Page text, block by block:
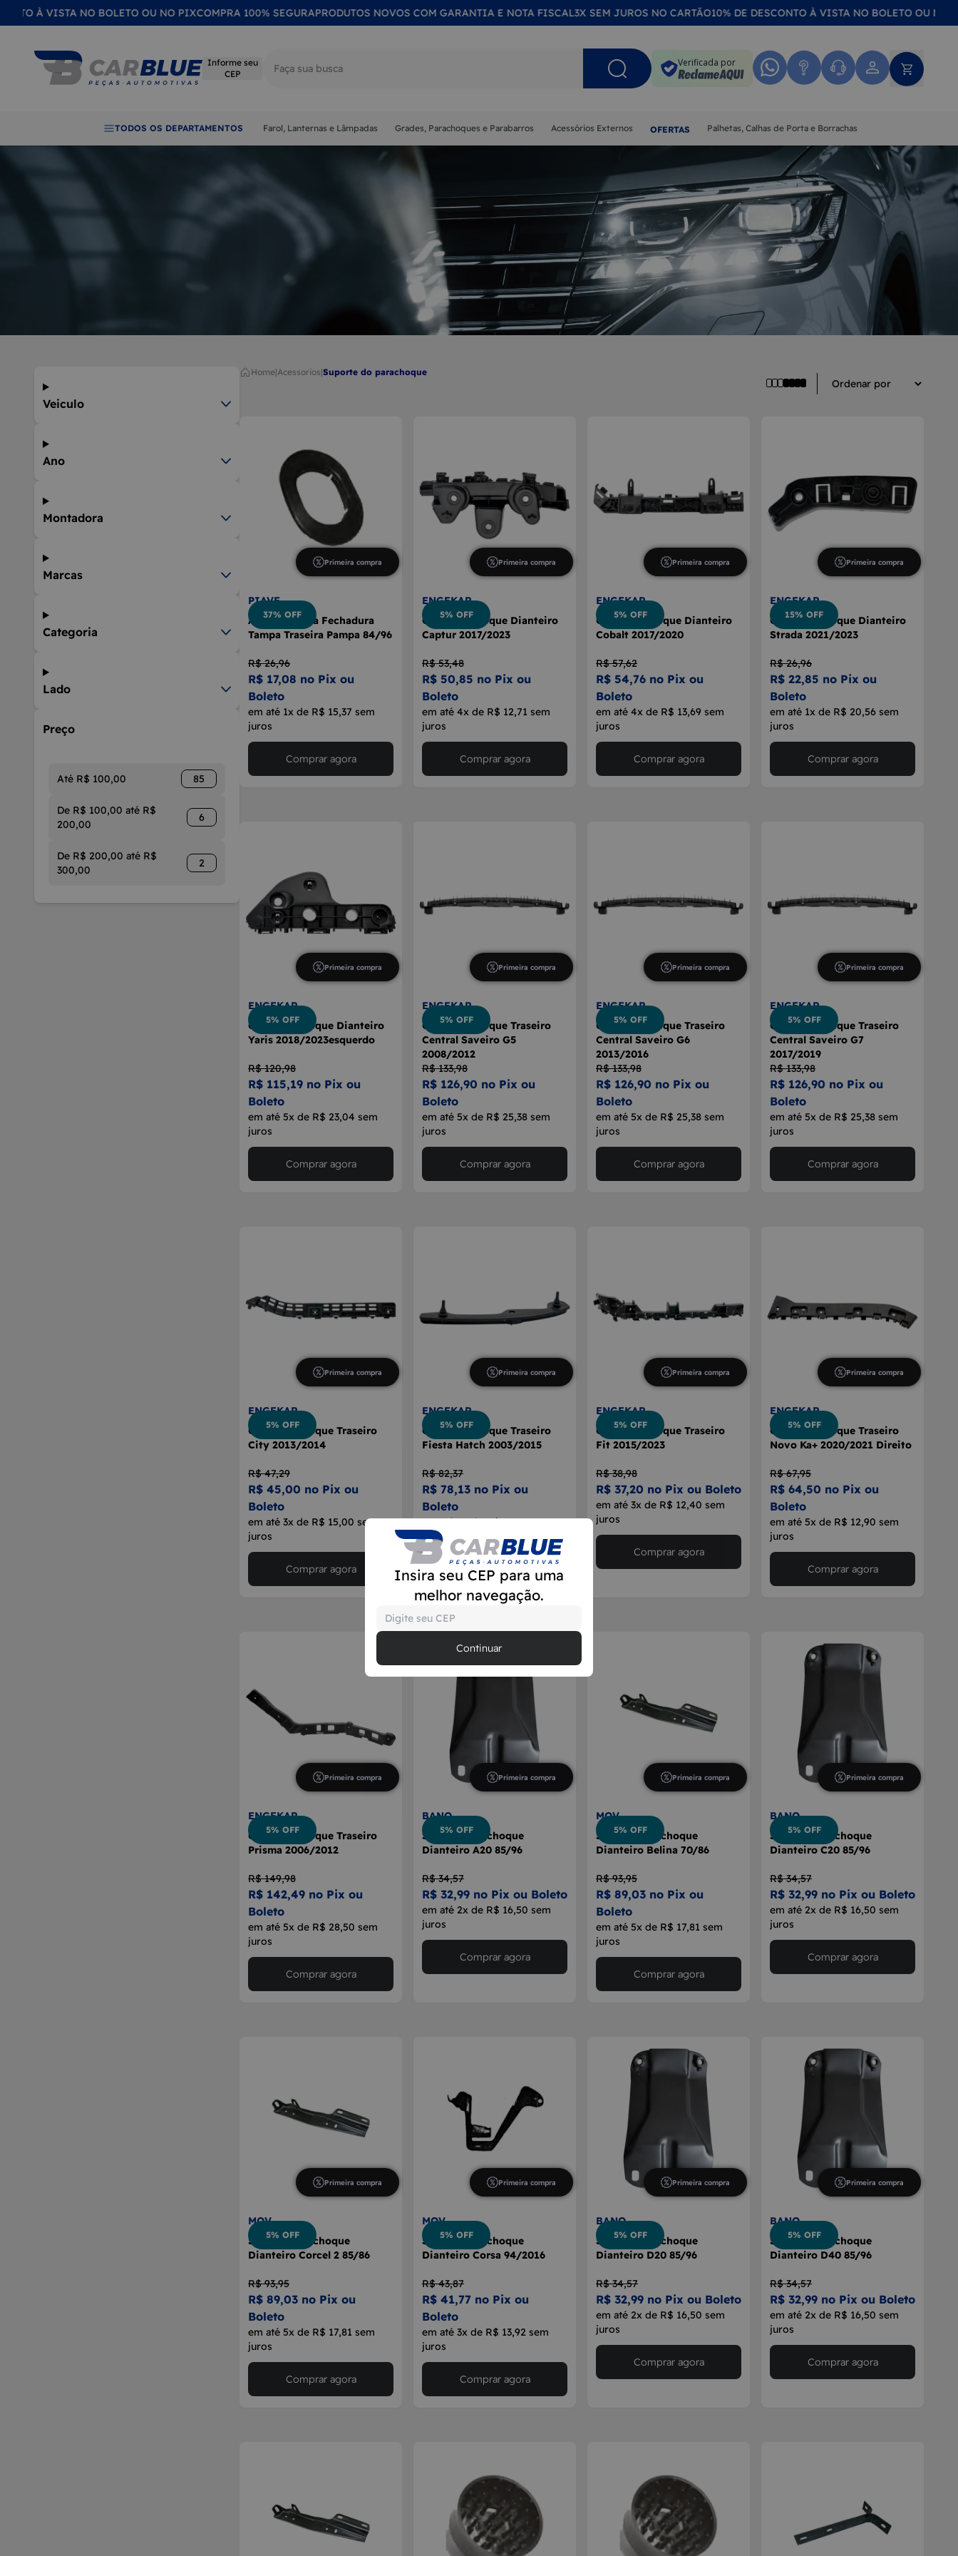
VISTA NO BOLETO OU NO PIXCOMPRA 100% SEGURA PRODUTOS NOVOS COM GARANTIA E NOTA FISCAL3X SEM JUROS NO CARTÃO 10% DE DESCONTO À VISTA NO BOLETO OU NO PIX
Informe seu
CEP
Insira seu CEP para uma
melhor navegação.
Continuar
Verificada por
TODOS OS DEPARTAMENTOS Farol, Lanternas e Lâmpadas Grades, Parachoques e Parabarros Acessórios Externos OFERTAS Palhetas, Calhas de Porta e Borrachas
Ano
Lado
Montadora
Veiculo
Categoria
Marcas
Preço
Até R$ 100,00 85
De R$ 100,00 até R$
200,00
6
De R$ 200,00 até R$
300,00
2
Home| acessorios| suporte do parachoque
Primeira compra
PIAVE
Anel Borracha Fechadura
Tampa Traseira Pampa 84/96
R$ 26,96
R$ 17,08 no Pix ou
Boleto
em até 1x de R$ 15,37 sem
juros
37% OFF
Comprar agora
Primeira compra
ENGEKAR
Guia Parachoque Dianteiro
Captur 2017/2023
R$ 53,48
R$ 50,85 no Pix ou
Boleto
em até 4x de R$ 12,71 sem
juros
5% OFF
Comprar agora
Primeira compra
ENGEKAR
Guia Parachoque Dianteiro
Cobalt 2017/2020
R$ 57,62
R$ 54,76 no Pix ou
Boleto
em até 4x de R$ 13,69 sem
juros
5% OFF
Comprar agora
Primeira compra
ENGEKAR
Guia Parachoque Dianteiro
Strada 2021/2023
R$ 26,96
R$ 22,85 no Pix ou
Boleto
em até 1x de R$ 20,56 sem
juros
15% OFF
Comprar agora
Primeira compra
ENGEKAR
Guia Parachoque Dianteiro
Yaris 2018/2023esquerdo
R$ 120,98
R$ 115,19 no Pix ou
Boleto
em até 5x de R$ 23,04 sem
juros
5% OFF
Comprar agora
Primeira compra
ENGEKAR
Guia Parachoque Traseiro
Central Saveiro G5
2008/2012
R$ 133,98
R$ 126,90 no Pix ou
Boleto
em até 5x de R$ 25,38 sem
juros
5% OFF
Comprar agora
Primeira compra
ENGEKAR
Guia Parachoque Traseiro
Central Saveiro G6
2013/2016
R$ 133,98
R$ 126,90 no Pix ou
Boleto
em até 5x de R$ 25,38 sem
juros
5% OFF
Comprar agora
Primeira compra
ENGEKAR
Guia Parachoque Traseiro
Central Saveiro G7
2017/2019
R$ 133,98
R$ 126,90 no Pix ou
Boleto
em até 5x de R$ 25,38 sem
juros
5% OFF
Comprar agora
Primeira compra
ENGEKAR
Guia Parachoque Traseiro
City 2013/2014
R$ 47,29
R$ 45,00 no Pix ou
Boleto
em até 3x de R$ 15,00 sem
juros
5% OFF
Comprar agora
Primeira compra
ENGEKAR
Guia Parachoque Traseiro
Fiesta Hatch 2003/2015
R$ 82,37
R$ 78,13 no Pix ou
Boleto
em até 5x de R$ 15,63 sem
juros
5% OFF
Comprar agora
Primeira compra
ENGEKAR
Guia Parachoque Traseiro
Fit 2015/2023
R$ 38,98
R$ 37,20 no Pix ou Boleto
em até 3x de R$ 12,40 sem
juros
5% OFF
Comprar agora
Primeira compra
ENGEKAR
Guia Parachoque Traseiro
Novo Ka+ 2020/2021 Direito
R$ 67,95
R$ 64,50 no Pix ou
Boleto
em até 5x de R$ 12,90 sem
juros
5% OFF
Comprar agora
Primeira compra
ENGEKAR
Guia Parachoque Traseiro
Prisma 2006/2012
R$ 149,98
R$ 142,49 no Pix ou
Boleto
em até 5x de R$ 28,50 sem
juros
5% OFF
Comprar agora
Primeira compra
BANO
Suporte Parachoque
Dianteiro A20 85/96
R$ 34,57
R$ 32,99 no Pix ou Boleto
em até 2x de R$ 16,50 sem
juros
5% OFF
Comprar agora
Primeira compra
MOV
Suporte Parachoque
Dianteiro Belina 70/86
R$ 93,95
R$ 89,03 no Pix ou
Boleto
em até 5x de R$ 17,81 sem
juros
5% OFF
Comprar agora
Primeira compra
BANO
Suporte Parachoque
Dianteiro C20 85/96
R$ 34,57
R$ 32,99 no Pix ou Boleto
em até 2x de R$ 16,50 sem
juros
5% OFF
Comprar agora
Primeira compra
MOV
Suporte Parachoque
Dianteiro Corcel 2 85/86
R$ 93,95
R$ 89,03 no Pix ou
Boleto
em até 5x de R$ 17,81 sem
juros
5% OFF
Comprar agora
Primeira compra
MOV
Suporte Parachoque
Dianteiro Corsa 94/2016
R$ 43,87
R$ 41,77 no Pix ou
Boleto
em até 3x de R$ 13,92 sem
juros
5% OFF
Comprar agora
Primeira compra
BANO
Suporte Parachoque
Dianteiro D20 85/96
R$ 34,57
R$ 32,99 no Pix ou Boleto
em até 2x de R$ 16,50 sem
juros
5% OFF
Comprar agora
Primeira compra
BANO
Suporte Parachoque
Dianteiro D40 85/96
R$ 34,57
R$ 32,99 no Pix ou Boleto
em até 2x de R$ 16,50 sem
juros
5% OFF
Comprar agora